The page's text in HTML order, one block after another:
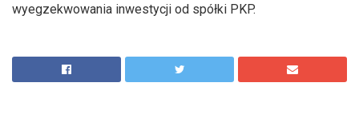
wyegzekwowania inwestycji od spółki PKP.